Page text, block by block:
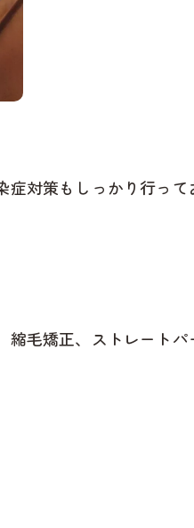
対策もしっかり行って
縮毛矯正、ストレート